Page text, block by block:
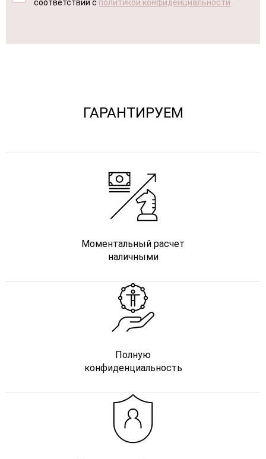
соответствии с политикой конфиденциальности
ГАРАНТИРУЕМ
Моментальный расчет
наличными
Полную
конфиденциальность